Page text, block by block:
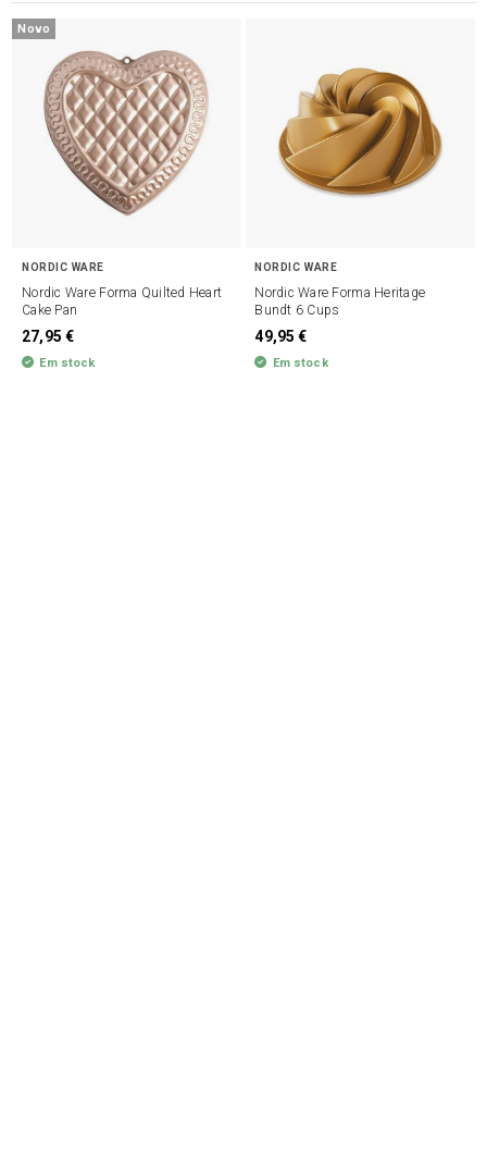
Novo
NORDIC WARE
Nordic Ware Forma Quilted Heart
Cake Pan
27,95 €
Em stock
NORDIC WARE
Nordic Ware Forma Heritage
Bundt 6 Cups
49,95 €
Em stock